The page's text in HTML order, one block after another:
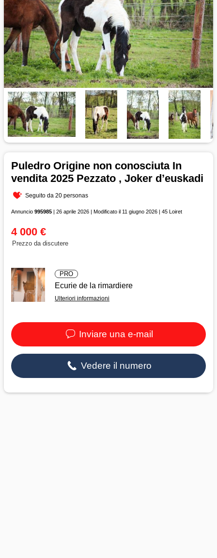
Puledro Origine non conosciuta In
vendita 2025 Pezzato , Joker d’euskadi
Seguito da 20 personas
Annuncio 995985 | 26 aprile 2026 | Modificato il 11 giugno 2026 | 45 Loiret
4 000 €
Prezzo da discutere
PRO
Ecurie de la rimardiere
Ulteriori informazioni
Inviare una e-mail
Vedere il numero